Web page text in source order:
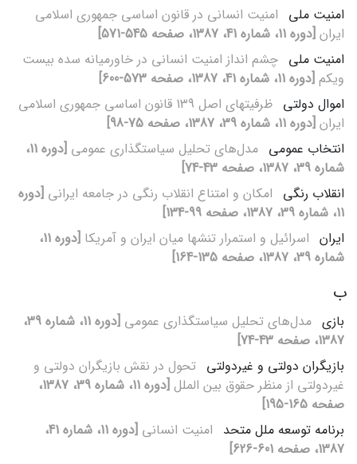
امنیت ملی امنیت انسانی در قانون اساسی جمهوری اسلامی
ایران [دوره 11، شماره 41، 1387، صفحه 545-571]
امنیت ملی چشم‏ انداز امنیت انسانی در خاورمیانه سده بیست‏
ویکم [دوره 11، شماره 41، 1387، صفحه 573-600]
اموال دولتی
ظرفیت‏های اصل 139 قانون اساسی جمهوری اسلامی
ایران [دوره 11، شماره 39، 1387، صفحه 75-98]
انتخاب عمومی مدل‌های تحلیل سیاست‏گذاری عمومی
[دوره 11،
شماره 39، 1387، صفحه 43-74]
انقلاب رنگی امکان و امتناع انقلاب رنگی در جامعه ایرانی [دوره
11، شماره 39، 1387، صفحه 99-134]
ایران اسرائیل و استمرار تنش‏ها میان ایران و آمریکا
[دوره 11،
شماره 39، 1387، صفحه 135-164]
ب
بازی مدل‌های تحلیل سیاست‏گذاری عمومی
[دوره 11، شماره 39،
1387، صفحه 43-74]
بازیگران دولتی و غیردولتی تحول در نقش بازیگران دولتی و
غیردولتی از منظر حقوق بین ‏الملل
[دوره 11، شماره 39، 1387،
صفحه 165-195]
برنامه توسعه ملل متحد امنیت انسانی
[دوره 11، شماره 41،
1387، صفحه 601-626]